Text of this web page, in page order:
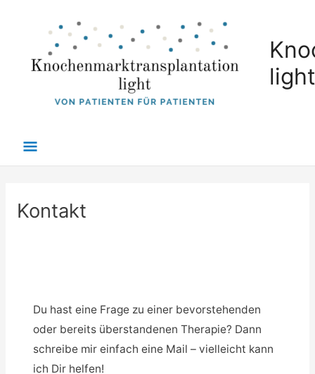
light
Hauptmenü
Kontakt
Du hast eine Frage zu einer bevorstehenden
oder bereits überstandenen Therapie? Dann
schreibe mir einfach eine Mail – vielleicht kann
ich Dir helfen!